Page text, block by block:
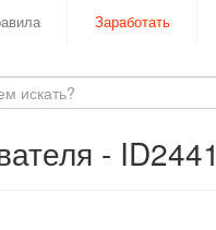
Заработать
-